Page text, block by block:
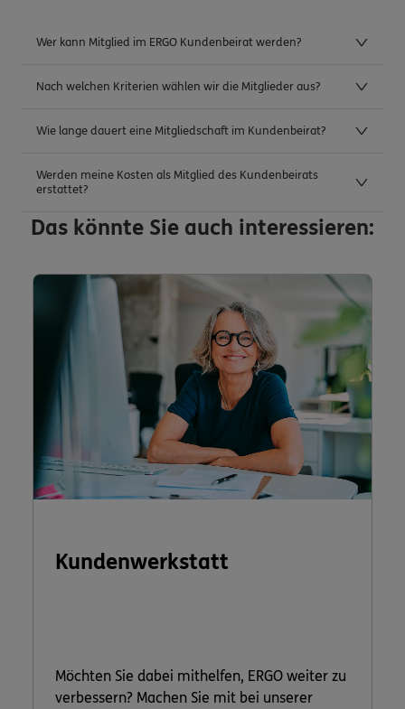
Wer kann Mitglied im ERGO Kundenbeirat werden?
Nach welchen Kriterien wählen wir die Mitglieder aus?
Wie lange dauert eine Mitgliedschaft im Kundenbeirat?
Werden meine Kosten als Mitglied des Kundenbeirats
erstattet?
Das könnte Sie auch interessieren:
Kundenwerkstatt
Möchten Sie dabei mithelfen, ERGO weiter zu
verbessern? Machen Sie mit bei unserer